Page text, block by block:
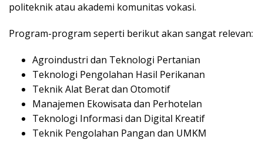
politeknik atau akademi komunitas vokasi.
Program-program seperti berikut akan sangat relevan:
Agroindustri dan Teknologi Pertanian
Teknologi Pengolahan Hasil Perikanan
Teknik Alat Berat dan Otomotif
Manajemen Ekowisata dan Perhotelan
Teknologi Informasi dan Digital Kreatif
Teknik Pengolahan Pangan dan UMKM